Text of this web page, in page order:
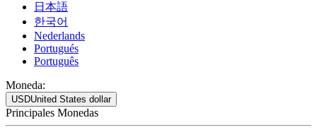
日本語
한국어
Nederlands
Portugués
Português
Moneda:
USDUnited States dollar
Principales Monedas